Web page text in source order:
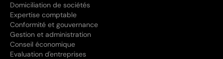
Domiciliation de sociétés
Expertise comptable
Conformité et gouvernance
Gestion et administration
Conseil économique
Evaluation d'entreprises